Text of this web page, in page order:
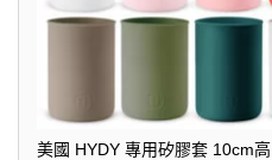
美國 HYDY 專用矽膠套 10cm高